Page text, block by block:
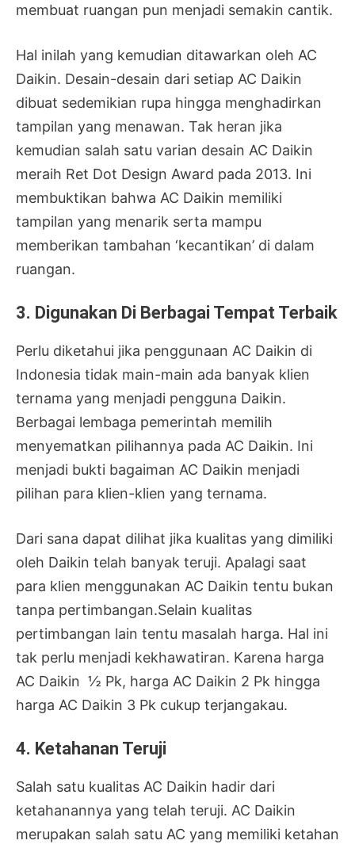
membuat ruangan pun menjadi semakin cantik.
Hal inilah yang kemudian ditawarkan oleh AC
Daikin. Desain-desain dari setiap AC Daikin
dibuat sedemikian rupa hingga menghadirkan
tampilan yang menawan. Tak heran jika
kemudian salah satu varian desain AC Daikin
meraih Ret Dot Design Award pada 2013. Ini
membuktikan bahwa AC Daikin memiliki
tampilan yang menarik serta mampu
memberikan tambahan ‘kecantikan’ di dalam
ruangan.
3. Digunakan Di Berbagai Tempat Terbaik
Perlu diketahui jika penggunaan AC Daikin di
Indonesia tidak main-main ada banyak klien
ternama yang menjadi pengguna Daikin.
Berbagai lembaga pemerintah memilih
menyematkan pilihannya pada AC Daikin. Ini
menjadi bukti bagaiman AC Daikin menjadi
pilihan para klien-klien yang ternama.
Dari sana dapat dilihat jika kualitas yang dimiliki
oleh Daikin telah banyak teruji. Apalagi saat
para klien menggunakan AC Daikin tentu bukan
tanpa pertimbangan.Selain kualitas
pertimbangan lain tentu masalah harga. Hal ini
tak perlu menjadi kekhawatiran. Karena harga
AC Daikin ½ Pk, harga AC Daikin 2 Pk hingga
harga AC Daikin 3 Pk cukup terjangakau.
4. Ketahanan Teruji
Salah satu kualitas AC Daikin hadir dari
ketahanannya yang telah teruji. AC Daikin
merupakan salah satu AC yang memiliki ketahan